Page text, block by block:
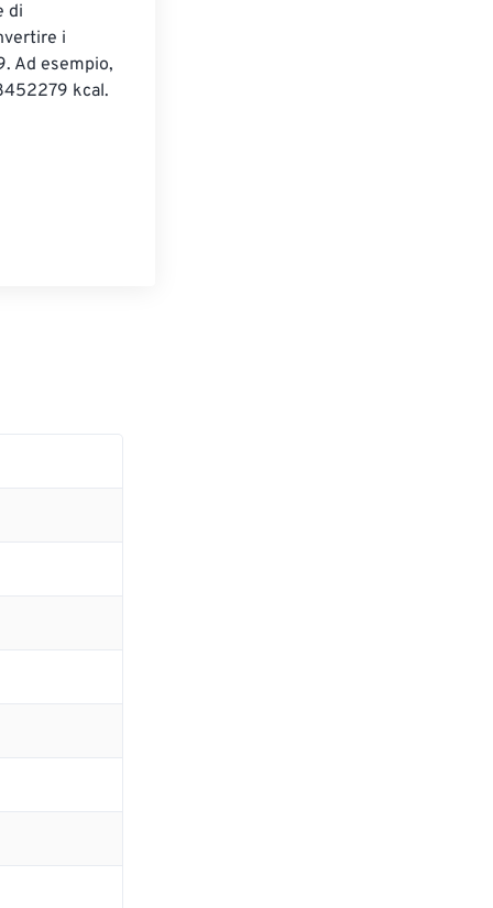
di
i
Ad esempio,
kcal.